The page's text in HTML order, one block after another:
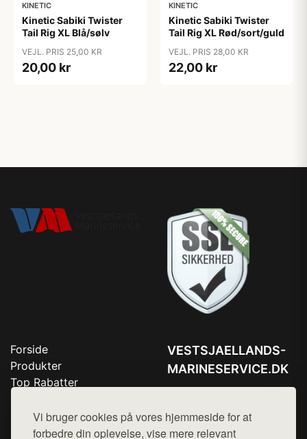
Vi bruger cookies på vores hjemmeside for at
forbedre din oplevelse, vise mere relevant
KINETIC
Kinetic Sabiki Twister
Tail Rig XL Blå/sølv
VEJL. PRIS 25,00 KR
20,00 kr
KINETIC
Kinetic Sabiki Twister
Tail Rig XL Rød/sort/guld
VEJL. PRIS 28,00 KR
22,00 kr
Forside
Produkter
Top Rabatter
Kontakt
VESTSJAELLANDS-
MARINESERVICE.DK
Mail:hej@want.dk